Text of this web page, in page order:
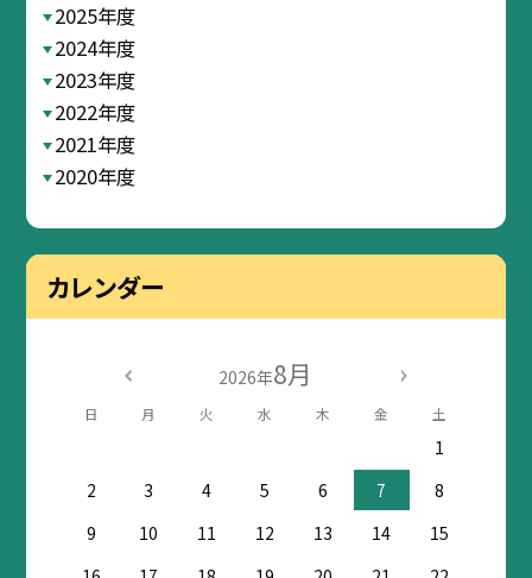
2025年度
2024年度
2023年度
2022年度
2021年度
2020年度
カレンダー
2026年8月
日 月 火 水 木 金 土
1
2
3 4 5 6 7
8
9
10 11 12 13 14
15